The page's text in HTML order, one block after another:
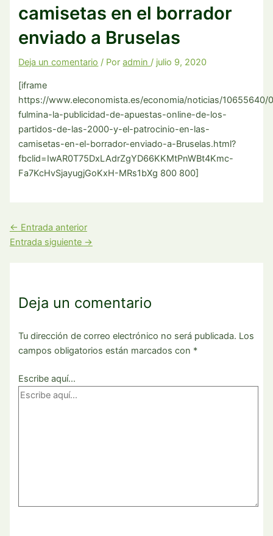
camisetas en el borrador
enviado a Bruselas
Deja un comentario / Poradmin / julio 9, 2020
[iframe
https://www.eleconomista.es/economia/noticias/10655640/
fulmina-la-publicidad-de-apuestas-online-de-los-
partidos-de-las-2000-y-el-patrocinio-en-las-
camisetas-en-el-borrador-enviado-a-Bruselas.html?
fbclid=IwAR0T75DxLAdrZgYD66KKMtPnWBt4Kmc-
Fa7KcHvSjayugjGoKxH-MRs1bXg 800 800]
← Entrada anterior
Entrada siguiente →
Deja un comentario
Tu dirección de correo electrónico no será publicada. Los
campos obligatorios están marcados con *
Escribe aquí...